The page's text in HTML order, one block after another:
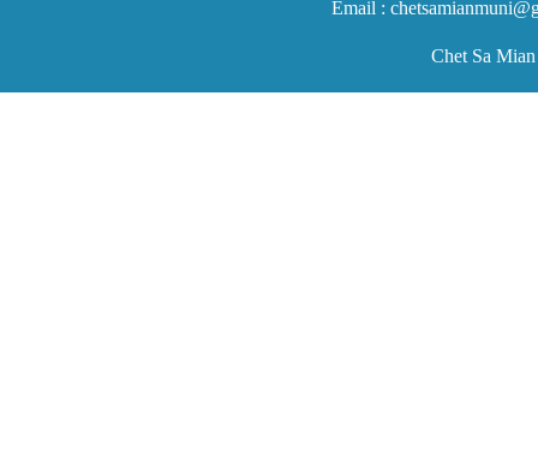
Email :
Chet Sa